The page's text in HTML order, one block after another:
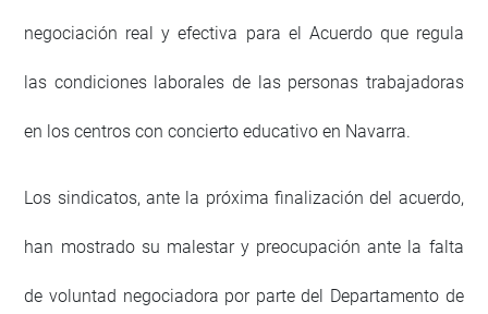
negociación real y efectiva para el Acuerdo que regula
las condiciones laborales de las personas trabajadoras
en los centros con concierto educativo en Navarra.
Los sindicatos, ante la próxima finalización del acuerdo,
han mostrado su malestar y preocupación ante la falta
de voluntad negociadora por parte del Departamento de